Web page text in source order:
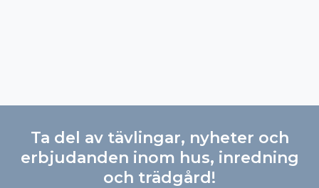
Ta del av tävlingar, nyheter och
erbjudanden inom hus, inredning
och trädgård!